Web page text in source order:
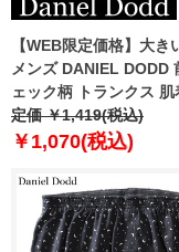
【WEB限定価格】大き
メンズ DANIEL DODD
ェック柄 トランクス 肌
azut-219007
定価 ￥1,419(税込)
￥1,070(税込)